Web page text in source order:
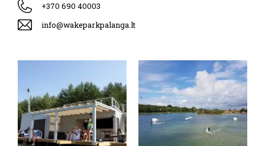
+370 690 40003
info@wakeparkpalanga.lt